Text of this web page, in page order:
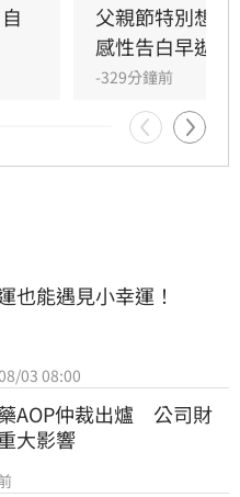
碎的是，當年陪病重
接工作電話而忽視了
後的相處，父親回房
對話成為他20年來心
，有些電話晚點接沒
，可能再也無法挽
父親節特別想
感性告白早逝父
-329分鐘前
也能遇見小幸運！
03 08:00
AOP仲裁出爐　公司財
大影響